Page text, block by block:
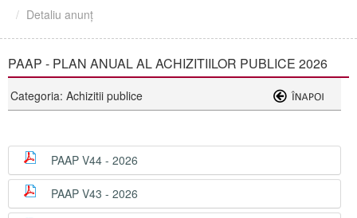
Detaliu anunţ
PAAP - PLAN ANUAL AL ACHIZITIILOR PUBLICE 2026
Categoria: Achizitii publice
PAAP V44 - 2026
PAAP V43 - 2026